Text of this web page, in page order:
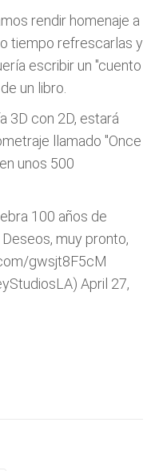
rendir homenaje a
tiempo refrescarlas y
escribir un "cuento
un libro.
3D con 2D, estará
llamado "Once
unos 500
100 años de
muy pronto,
gwsjt8F5cM
April 27,